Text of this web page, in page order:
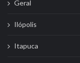
Geral
Ilópolis
Itapuca